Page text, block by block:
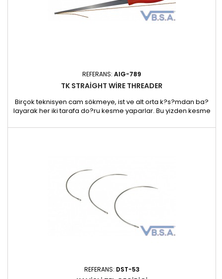
REFERANS: AIG-789
TK STRAIGHT WIRE THREADER
Birçok teknisyen cam sökmeye, ist ve alt orta k?s?mdan ba?
layarak her iki tarafa do?ru kesme yaparlar. Bu yizden kesme
oldu?u nokta olmal?d?r, tel geçiricisi kullan?lmas?n? öneririz.
REFERANS: DST-53